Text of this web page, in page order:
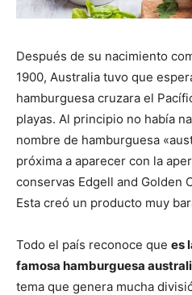
Después de su nacimiento
1900, Australia tuvo que
hamburguesa cruzara el
playas. Al principio no había
nombre de hamburguesa
próxima a aparecer con la
conservas Edgell and Golden
Esta creó un producto muy
Todo el país reconoce que es
famosa hamburguesa
tema que genera mucha